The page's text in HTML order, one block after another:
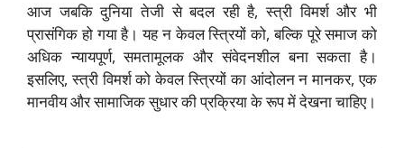
आज जबकि दुनिया तेजी से बदल रही है, स्त्री विमर्श और भी
प्रासंगिक हो गया है। यह न केवल स्त्रियों को, बल्कि पूरे समाज को
अधिक न्यायपूर्ण, समतामूलक और संवेदनशील बना सकता है।
इसलिए, स्त्री विमर्श को केवल स्त्रियों का आंदोलन न मानकर, एक
मानवीय और सामाजिक सुधार की प्रक्रिया के रूप में देखना चाहिए।